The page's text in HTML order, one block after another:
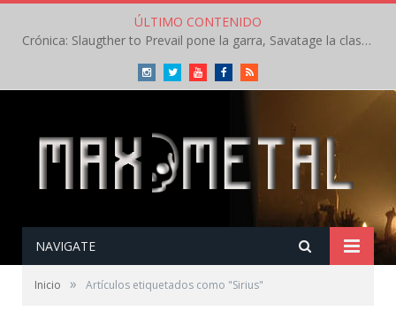
ÚLTIMO CONTENIDO
Crónica: Slaugther to Prevail pone la garra, Savatage la clase en la apertura del Leyendas del Rock – Miércoles – Agosto 2026
InstagramTwitterYoutubeFacebookRSS
NAVIGATE
Inicio » Artículos etiquetados como "Sirius"